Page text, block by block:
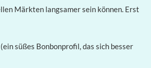
Märkten langsamer sein können. Erst
süßes Bonbonprofil, das sich besser